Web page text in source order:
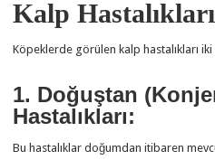
Kalp
Köpeklerde görülen kalp hastalıkları
1. Doğuştan
Hastalıkları:
Bu hastalıklar doğumdan itibaren